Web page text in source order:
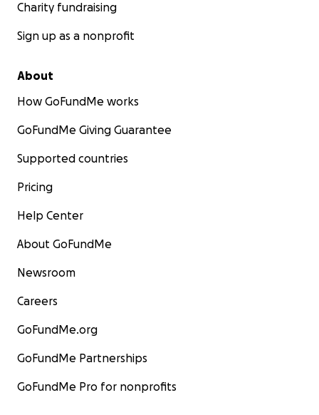
Charity fundraising
Sign up as a nonprofit
About
How GoFundMe works
GoFundMe Giving Guarantee
Supported countries
Pricing
Help Center
About GoFundMe
Newsroom
Careers
GoFundMe.org
GoFundMe Partnerships
GoFundMe Pro for nonprofits